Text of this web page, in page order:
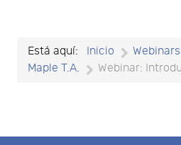
Está aquí: Inicio Webinars
Maple T.A.
Webinar: